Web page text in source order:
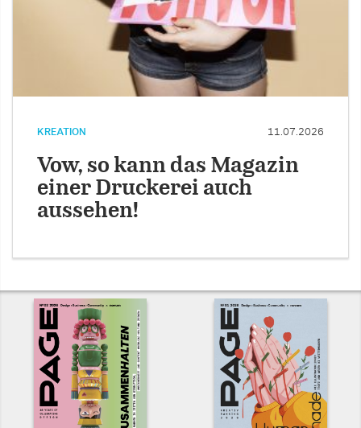
KREATION 11.07.2026
Vow, so kann das Magazin
einer Druckerei auch
aussehen!